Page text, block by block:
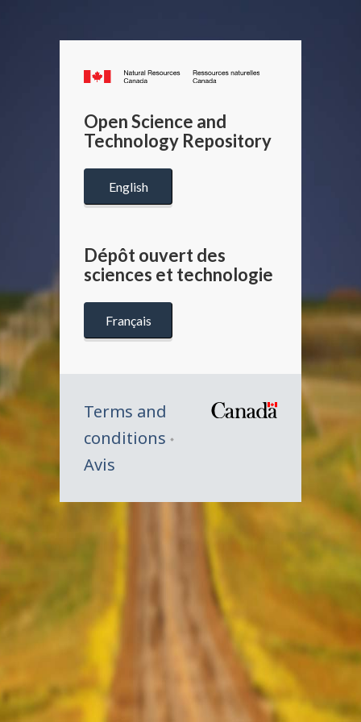
Canada.ca
/
Canada
Open Science and
Technology Repository
English
Dépôt ouvert des
sciences et technologie
Français
Terms and
conditions
Avis
Symbole
Canada